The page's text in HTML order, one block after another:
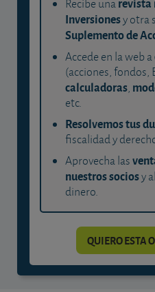
Recibe una
Inversionesy otra
Suplemento de
Accede en la web a
(acciones, fondos,
calculadoras,
etc.
Resolvemos tus
fiscalidad y
Aprovecha las
nuestros sociosy
dinero.
QUIERO ESTA